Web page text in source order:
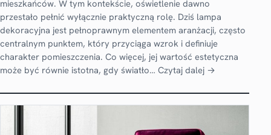
mieszkańców. W tym kontekście, oświetlenie dawno
przestało pełnić wyłącznie praktyczną rolę. Dziś lampa
dekoracyjna jest pełnoprawnym elementem aranżacji, często
centralnym punktem, który przyciąga wzrok i definiuje
charakter pomieszczenia. Co więcej, jej wartość estetyczna
może być równie istotna, gdy światło… Czytaj dalej →